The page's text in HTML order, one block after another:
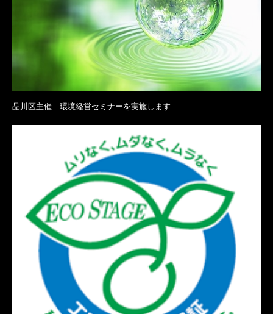
品川区主催 環境経営セミナーを実施します